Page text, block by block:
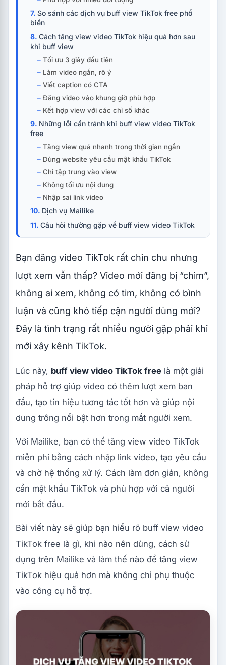
So sánh các dịch vụ buff view TikTok free phổ
biến
Cách tăng view video TikTok hiệu quả hơn sau
khi buff view
Tối ưu 3 giây đầu tiên
Làm video ngắn, rõ ý
Viết caption có CTA
Đăng video vào khung giờ phù hợp
Kết hợp view với các chỉ số khác
Những lỗi cần tránh khi buff view video TikTok
free
Tăng view quá nhanh trong thời gian ngắn
Dùng website yêu cầu mật khẩu TikTok
Chỉ tập trung vào view
Không tối ưu nội dung
Nhập sai link video
Dịch vụ Mailike
Câu hỏi thường gặp về buff view video TikTok
Buff view video TikTok free có cần đăng nhập
TikTok không?
Buff view TikTok có giúp video lên xu hướng
không?
Có nên buff view cho mọi video không?
Buff view TikTok bao nhiêu là hợp lý?
Có nên kết hợp buff view với buff tim không?
Bạn đăng video TikTok rất chỉn chu nhưng
lượt xem vẫn thấp? Video mới đăng bị “chìm”,
không ai xem, không có tim, không có bình
luận và cũng khó tiếp cận người dùng mới?
Đây là tình trạng rất nhiều người gặp phải khi
mới xây kênh TikTok.
Lúc này, buff view video TikTok free là một giải
pháp hỗ trợ giúp video có thêm lượt xem ban
đầu, tạo tín hiệu tương tác tốt hơn và giúp nội
dung trông nổi bật hơn trong mắt người xem.
Với Mailike, bạn có thể tăng view video TikTok
miễn phí bằng cách nhập link video, tạo yêu cầu
và chờ hệ thống xử lý. Cách làm đơn giản, không
cần mật khẩu TikTok và phù hợp với cả người
mới bắt đầu.
Bài viết này sẽ giúp bạn hiểu rõ buff view video
TikTok free là gì, khi nào nên dùng, cách sử
dụng trên Mailike và làm thế nào để tăng view
TikTok hiệu quả hơn mà không chỉ phụ thuộc
vào công cụ hỗ trợ.